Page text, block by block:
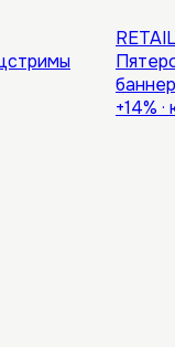
баннер
+14% ·